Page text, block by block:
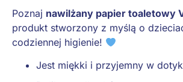
Poznaj nawilżany papier toaletowy
produkt stworzony z myślą o
codziennej higienie!
Jest miękki i przyjemny w